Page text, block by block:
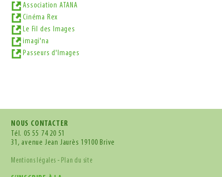
Association ATANA
Cinéma Rex
Le Fil des Images
imagi'na
Passeurs d'Images
NOUS CONTACTER
Tél. 05 55 74 20 51
31, avenue Jean Jaurès 19100 Brive
Mentions légales - Plan du site